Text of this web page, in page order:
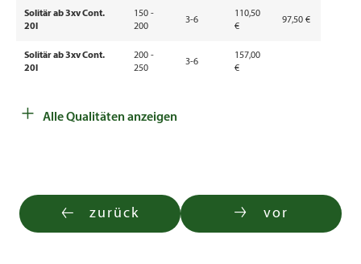
Solitär ab 3xv Cont.
20l
150 -
200
3-6
110,50
€
97,50 €
Solitär ab 3xv Cont.
20l
200 -
250
3-6
157,00
€
+ Alle Qualitäten anzeigen
zurück vor